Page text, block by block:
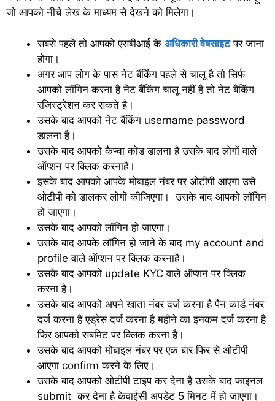
जो आपको नीचे लेख के माध्यम से देखने को मिलेगा।
सबसे पहले तो आपको एसबीआई के अधिकारी वेबसाइटपर जाना
होगा।
अगर आप लोग के पास नेट बैंकिंग पहले से चालू है तो सिर्फ
आपको लॉगिन करना है नेट बैंकिंग चालू नहीं है तो नेट बैंकिंग
रजिस्ट्रेशन कर सकते है।
उसके बाद आपको नेट बैंकिंग username password
डालना है।
उसके बाद आपको कैप्चा कोड डालना है उसके बाद लोगों वाले
ऑप्शन पर क्लिक करनाहै।
इसके बाद आपको आपके मोबाइल नंबर पर ओटीपी आएगा उसे
ओटीपी को डालकर लोगों कीजिएगा। उसके बाद आपको लॉगिन
हो जाएगा।
उसके बाद आपको लॉगिन हो जाएगा।
उसके बाद आपके लॉगिन हो जाने के बाद my account and
profile वाले ऑप्शन पर क्लिक करनाहै।
उसके बाद आपको update KYC वाले ऑप्शन पर क्लिक
करना है।
उसके बाद आपको अपने खाता नंबर दर्ज करना है पैन कार्ड नंबर
दर्ज करना है एड्रेस दर्ज करना है महीने का इनकम दर्ज करना है
फिर आपको सबमिट पर क्लिक करना है।
उसके बाद आपको मोबाइल नंबर पर एक बार फिर से ओटीपी
आएगा confirm करने के लिए।
उसके बाद आपको ओटीपी टाइप कर देना है उसके बाद फाइनल
submit कर देना है केवाईसी अपडेट 5 मिनट में हो जाएगा।